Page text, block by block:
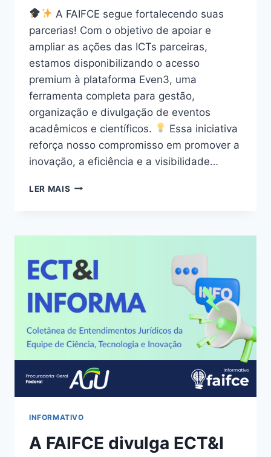
A FAIFCE segue fortalecendo suas
parcerias! Com o objetivo de apoiar e
ampliar as ações das ICTs parceiras,
estamos disponibilizando o acesso
premium à plataforma Even3, uma
ferramenta completa para gestão,
organização e divulgação de eventos
acadêmicos e científicos.
Essa iniciativa
reforça nosso compromisso em promover a
inovação, a eficiência e a visibilidade…
LER MAIS
INFORMATIVO
A FAIFCE divulga ECT&I